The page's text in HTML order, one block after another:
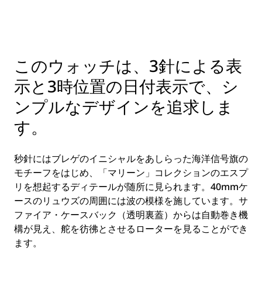
このウォッチは、3針による表
示と3時位置の日付表示で、シ
ンプルなデザインを追求しま
す。
秒針にはブレゲのイニシャルをあしらった海洋信号旗の
モチーフをはじめ、「マリーン」コレクションのエスプ
リを想起するディテールが随所に見られます。40mmケ
ースのリュウズの周囲には波の模様を施しています。サ
ファイア・ケースバック（透明裏蓋）からは自動巻き機
構が見え、舵を彷彿とさせるローターを見ることができ
ます。